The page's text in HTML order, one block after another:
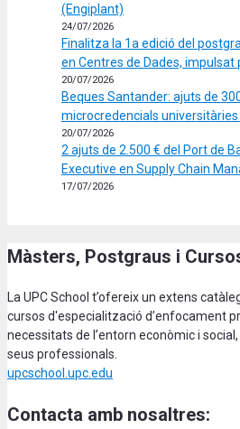
(Engiplant)
24/07/2026
Finalitza la 1a edició del
en Centres de Dades, impulsat
20/07/2026
Beques Santander: ajuts de
microcredencials universitàries
20/07/2026
2 ajuts de 2.500 € del Port de
Executive en Supply Chain
17/07/2026
Màsters, Postgraus i
La UPC School t’ofereix un extens
cursos d'especialització d’enfocament
necessitats de l’entorn econòmic i
seus professionals.
upcschool.upc.edu
Contacta amb nosaltres: